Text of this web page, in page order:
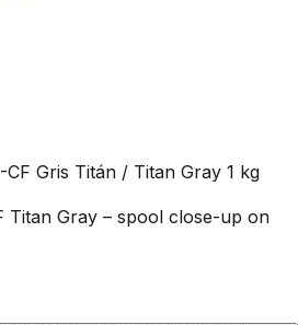
CF Gris Titán / Titan Gray 1 kg